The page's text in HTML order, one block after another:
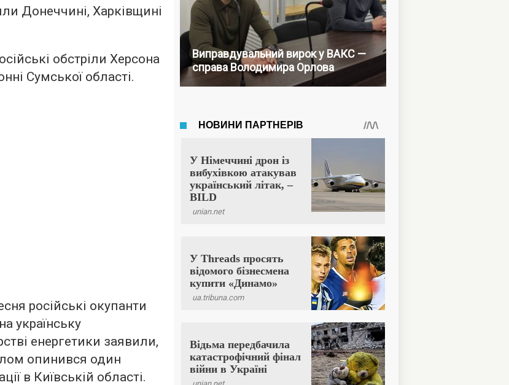
Донеччині, Харківщині
обстріли Херсона
Сумської області.
російські окупанти
на українську
енергетики заявили,
опинився один
в Київській області.
Виправдувальний вирок у ВАКС —
справа Володимира Орлова